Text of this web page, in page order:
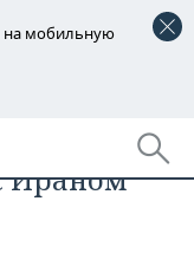
на мобильную
в
Ираном